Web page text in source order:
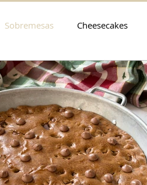
Sobremesas Cheesecakes
Festa Junina Natal